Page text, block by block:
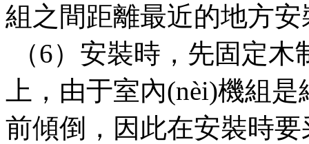
組之間距離最近的地方安裝
（6）安裝時，先固定
上，由于室內(nèi)機組
前傾倒，因此在安裝時